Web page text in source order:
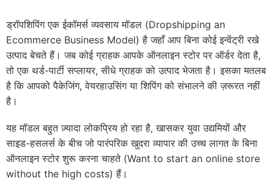
ड्रॉपशिपिंग एक ईकॉमर्स व्यवसाय मॉडल (Dropshipping an
Ecommerce Business Model) है जहाँ आप बिना कोई इन्वेंट्री रखे
उत्पाद बेचते हैं। जब कोई ग्राहक आपके ऑनलाइन स्टोर पर ऑर्डर देता है,
तो एक थर्ड-पार्टी सप्लायर, सीधे ग्राहक को उत्पाद भेजता है। इसका मतलब
है कि आपको पैकेजिंग, वेयरहाउसिंग या शिपिंग को संभालने की ज़रूरत नहीं
है।
यह मॉडल बहुत ज़्यादा लोकप्रिय हो रहा है, खासकर युवा उद्यमियों और
साइड-हसलर्स के बीच जो पारंपरिक खुदरा व्यापार की उच्च लागत के बिना
ऑनलाइन स्टोर शुरू करना चाहते (Want to start an online store
without the high costs) हैं।